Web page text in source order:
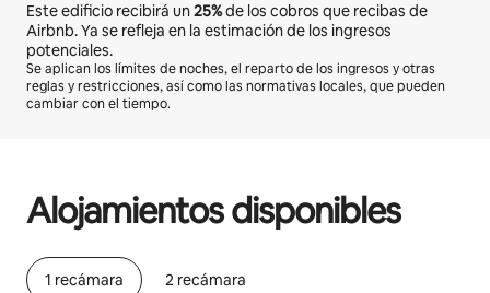
Este edificio recibirá un25%de los cobros que recibas de
Airbnb. Ya se refleja en la estimación de los ingresos
potenciales.
Se aplican los límites de noches, el reparto de los ingresos y otras
reglas y restricciones, así como las normativas locales, que pueden
cambiar con el tiempo.
Alojamientos disponibles
1 recámara 2 recámara